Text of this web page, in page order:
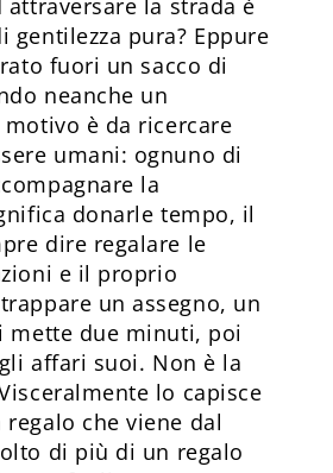
gentilezza pura? Eppure
fuori un sacco di
neanche un
è da ricercare
umani: ognuno di
la
donarle tempo, il
dire regalare le
e il proprio
un assegno, un
mette due minuti, poi
affari suoi. Non è la
lo capisce
che viene dal
di più di un regalo